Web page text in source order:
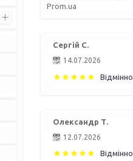
Prom.ua
Сергій С.
14.07.2026
Відмінно
Олександр Т.
12.07.2026
Відмінно